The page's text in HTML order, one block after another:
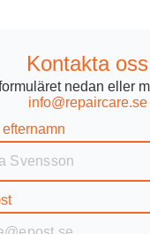
Kontakta oss
nedan eller
info@repaircare.se